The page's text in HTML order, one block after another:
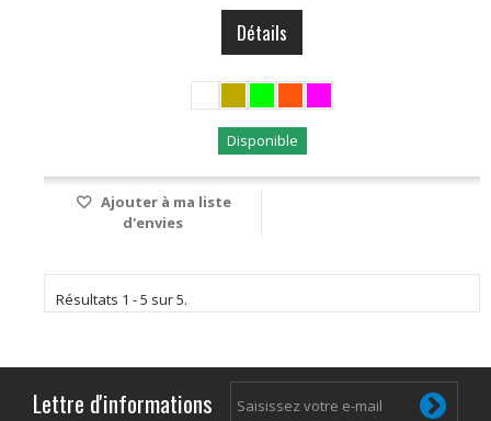
Détails
Disponible
Ajouter à ma liste
d'envies
Résultats 1 - 5 sur 5.
Lettre d'informations